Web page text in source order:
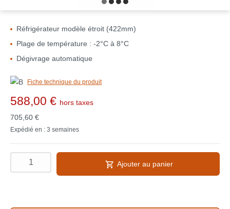
Réfrigérateur modèle étroit (422mm)
Plage de température : -2°C à 8°C
Dégivrage automatique
Fiche technique du produit
588,00 € hors taxes
705,60 €
Expédié en : 3 semaines
Ajouter au panier